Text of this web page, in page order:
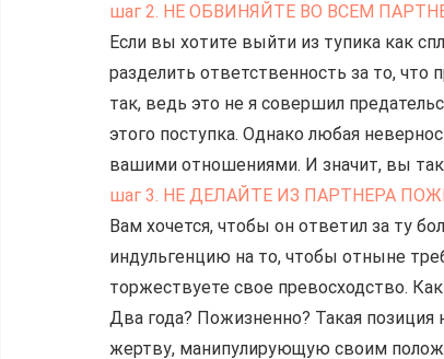
шаг 2. НЕ ОБВИНЯЙТЕ ВО ВСЕМ
Если вы хотите выйти из тупика как
разделить ответственность за то,
так, ведь это не я совершил
этого поступка. Однако любая
вашими отношениями. И значит, вы
шаг 3. НЕ ДЕЛАЙТЕ ИЗ ПАРТНЕРА
Вам хочется, чтобы он ответил за ту
индульгенцию на то, чтобы отныне
торжествуете свое превосходство.
Два года? Пожизненно? Такая
жертву, манипулирующую своим